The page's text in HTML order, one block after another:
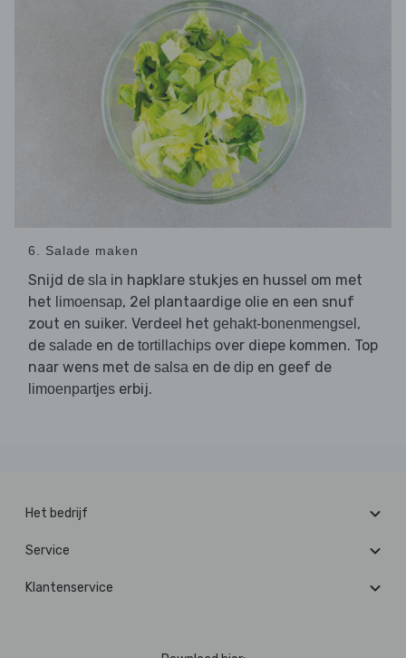
6. Salade maken
Snijd de sla in hapklare stukjes en hussel om met
het limoensap, 2el plantaardige olie en een snuf
zout en suiker. Verdeel het gehakt-bonenmengsel ,
de salade en de tortillachips over diepe kommen. Top
naar wens met de salsa en de dip en geef de
limoenpartjes erbij.
Het bedrijf
Service
Klantenservice